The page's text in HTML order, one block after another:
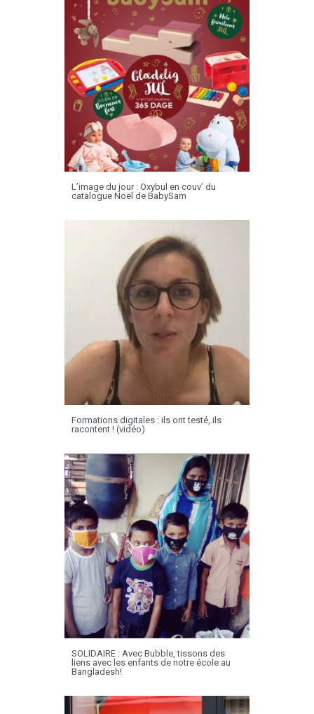
L’image du jour : Oxybul en couv’ du
catalogue Noël de BabySam
Formations digitales : ils ont testé, ils
racontent ! (vidéo)
SOLIDAIRE : Avec Bubble, tissons des
liens avec les enfants de notre école au
Bangladesh!